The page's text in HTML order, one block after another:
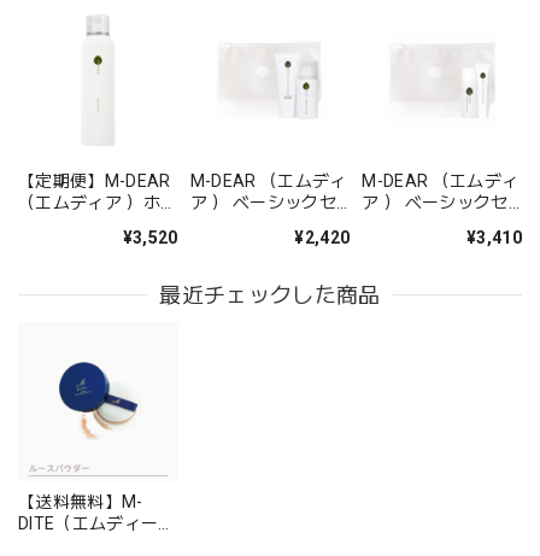
【定期便】M-DEAR
（エムディア ）ホイ
¥3,520
M-DEAR （エムディ
ア ） ベーシックセ
¥2,420
M-DEAR （エムディ
ア ） ベーシックセ
¥3,410
最近チェックした商品
【送料無料】M-
DITE（エムディー